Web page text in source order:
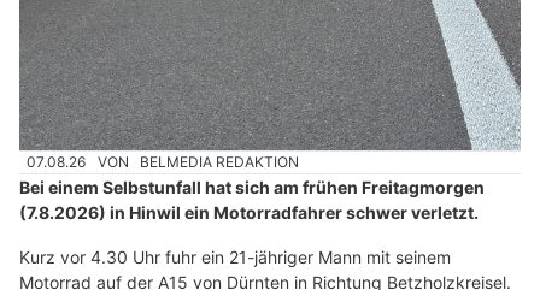
07.08.26 VON BELMEDIA REDAKTION
Bei einem Selbstunfall hat sich am frühen Freitagmorgen
(7.8.2026) in Hinwil ein Motorradfahrer schwer verletzt.
Kurz vor 4.30 Uhr fuhr ein 21-jähriger Mann mit seinem
Motorrad auf der A15 von Dürnten in Richtung Betzholzkreisel.